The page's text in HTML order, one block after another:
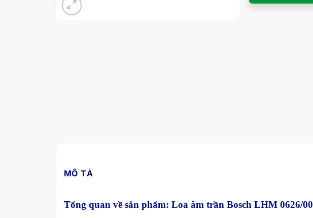
MÔ TẢ
Tổng quan về sản phẩm: Loa âm trần Bosch LHM 0626/00